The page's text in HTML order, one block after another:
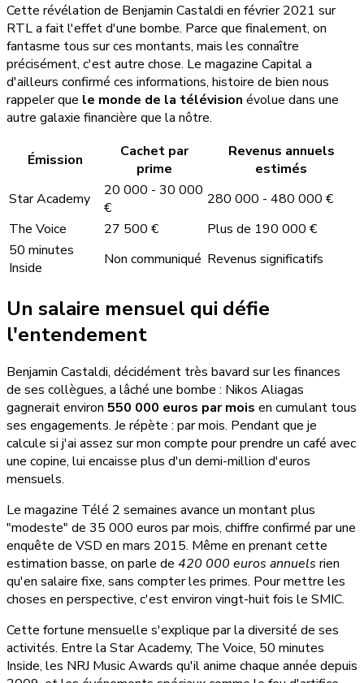
Cette révélation de Benjamin Castaldi en février 2021 sur
RTL a fait l'effet d'une bombe. Parce que finalement, on
fantasme tous sur ces montants, mais les connaître
précisément, c'est autre chose. Le magazine Capital a
d'ailleurs confirmé ces informations, histoire de bien nous
rappeler que le monde de la télévision évolue dans une
autre galaxie financière que la nôtre.
Émission
Cachet par
prime
Revenus annuels
estimés
Star Academy
20 000 - 30 000
€
280 000 - 480 000 €
The Voice
27 500 €
Plus de 190 000 €
50 minutes
Inside
Non communiqué Revenus significatifs
Un salaire mensuel qui défie
l'entendement
Benjamin Castaldi, décidément très bavard sur les finances
de ses collègues, a lâché une bombe : Nikos Aliagas
gagnerait environ 550 000 euros par mois en cumulant tous
ses engagements. Je répète : par mois. Pendant que je
calcule si j'ai assez sur mon compte pour prendre un café avec
une copine, lui encaisse plus d'un demi-million d'euros
mensuels.
Le magazine Télé 2 semaines avance un montant plus
"modeste" de 35 000 euros par mois, chiffre confirmé par une
enquête de VSD en mars 2015. Même en prenant cette
estimation basse, on parle de 420 000 euros annuels rien
qu'en salaire fixe, sans compter les primes. Pour mettre les
choses en perspective, c'est environ vingt-huit fois le SMIC.
Cette fortune mensuelle s'explique par la diversité de ses
activités. Entre la Star Academy, The Voice, 50 minutes
Inside, les NRJ Music Awards qu'il anime chaque année depuis